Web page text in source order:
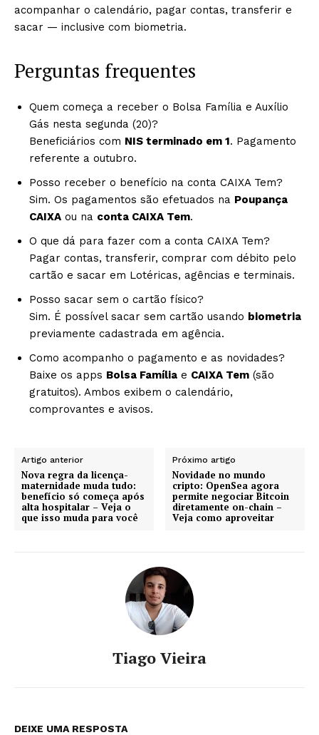
acompanhar o calendário, pagar contas, transferir e
sacar — inclusive com biometria.
Perguntas frequentes
Quem começa a receber o Bolsa Família e Auxílio
Gás nesta segunda (20)?
Beneficiários com NIS terminado em 1. Pagamento
referente a outubro.
Posso receber o benefício na conta CAIXA Tem?
Sim. Os pagamentos são efetuados na Poupança
CAIXA ou na conta CAIXA Tem.
O que dá para fazer com a conta CAIXA Tem?
Pagar contas, transferir, comprar com débito pelo
cartão e sacar em Lotéricas, agências e terminais.
Posso sacar sem o cartão físico?
Sim. É possível sacar sem cartão usando biometria
previamente cadastrada em agência.
Como acompanho o pagamento e as novidades?
Baixe os apps Bolsa Família e CAIXA Tem (são
gratuitos). Ambos exibem o calendário,
comprovantes e avisos.
Artigo anterior
Nova regra da licença-
maternidade muda tudo:
benefício só começa após
alta hospitalar – Veja o
que isso muda para você
Próximo artigo
Novidade no mundo
cripto: OpenSea agora
permite negociar Bitcoin
diretamente on-chain –
Veja como aproveitar
Tiago Vieira
DEIXE UMA RESPOSTA